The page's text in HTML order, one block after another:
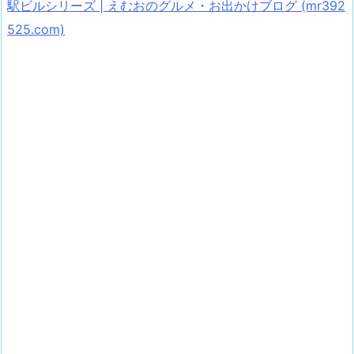
駅ビルシリーズ | えむおのグルメ・お出かけブログ (mr392
525.com)